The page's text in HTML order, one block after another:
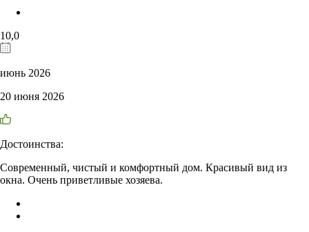
10,0
июнь 2026
20 июня 2026
Достоинства:
Современный, чистый и комфортный дом. Красивый вид из
окна. Очень приветливые хозяева.